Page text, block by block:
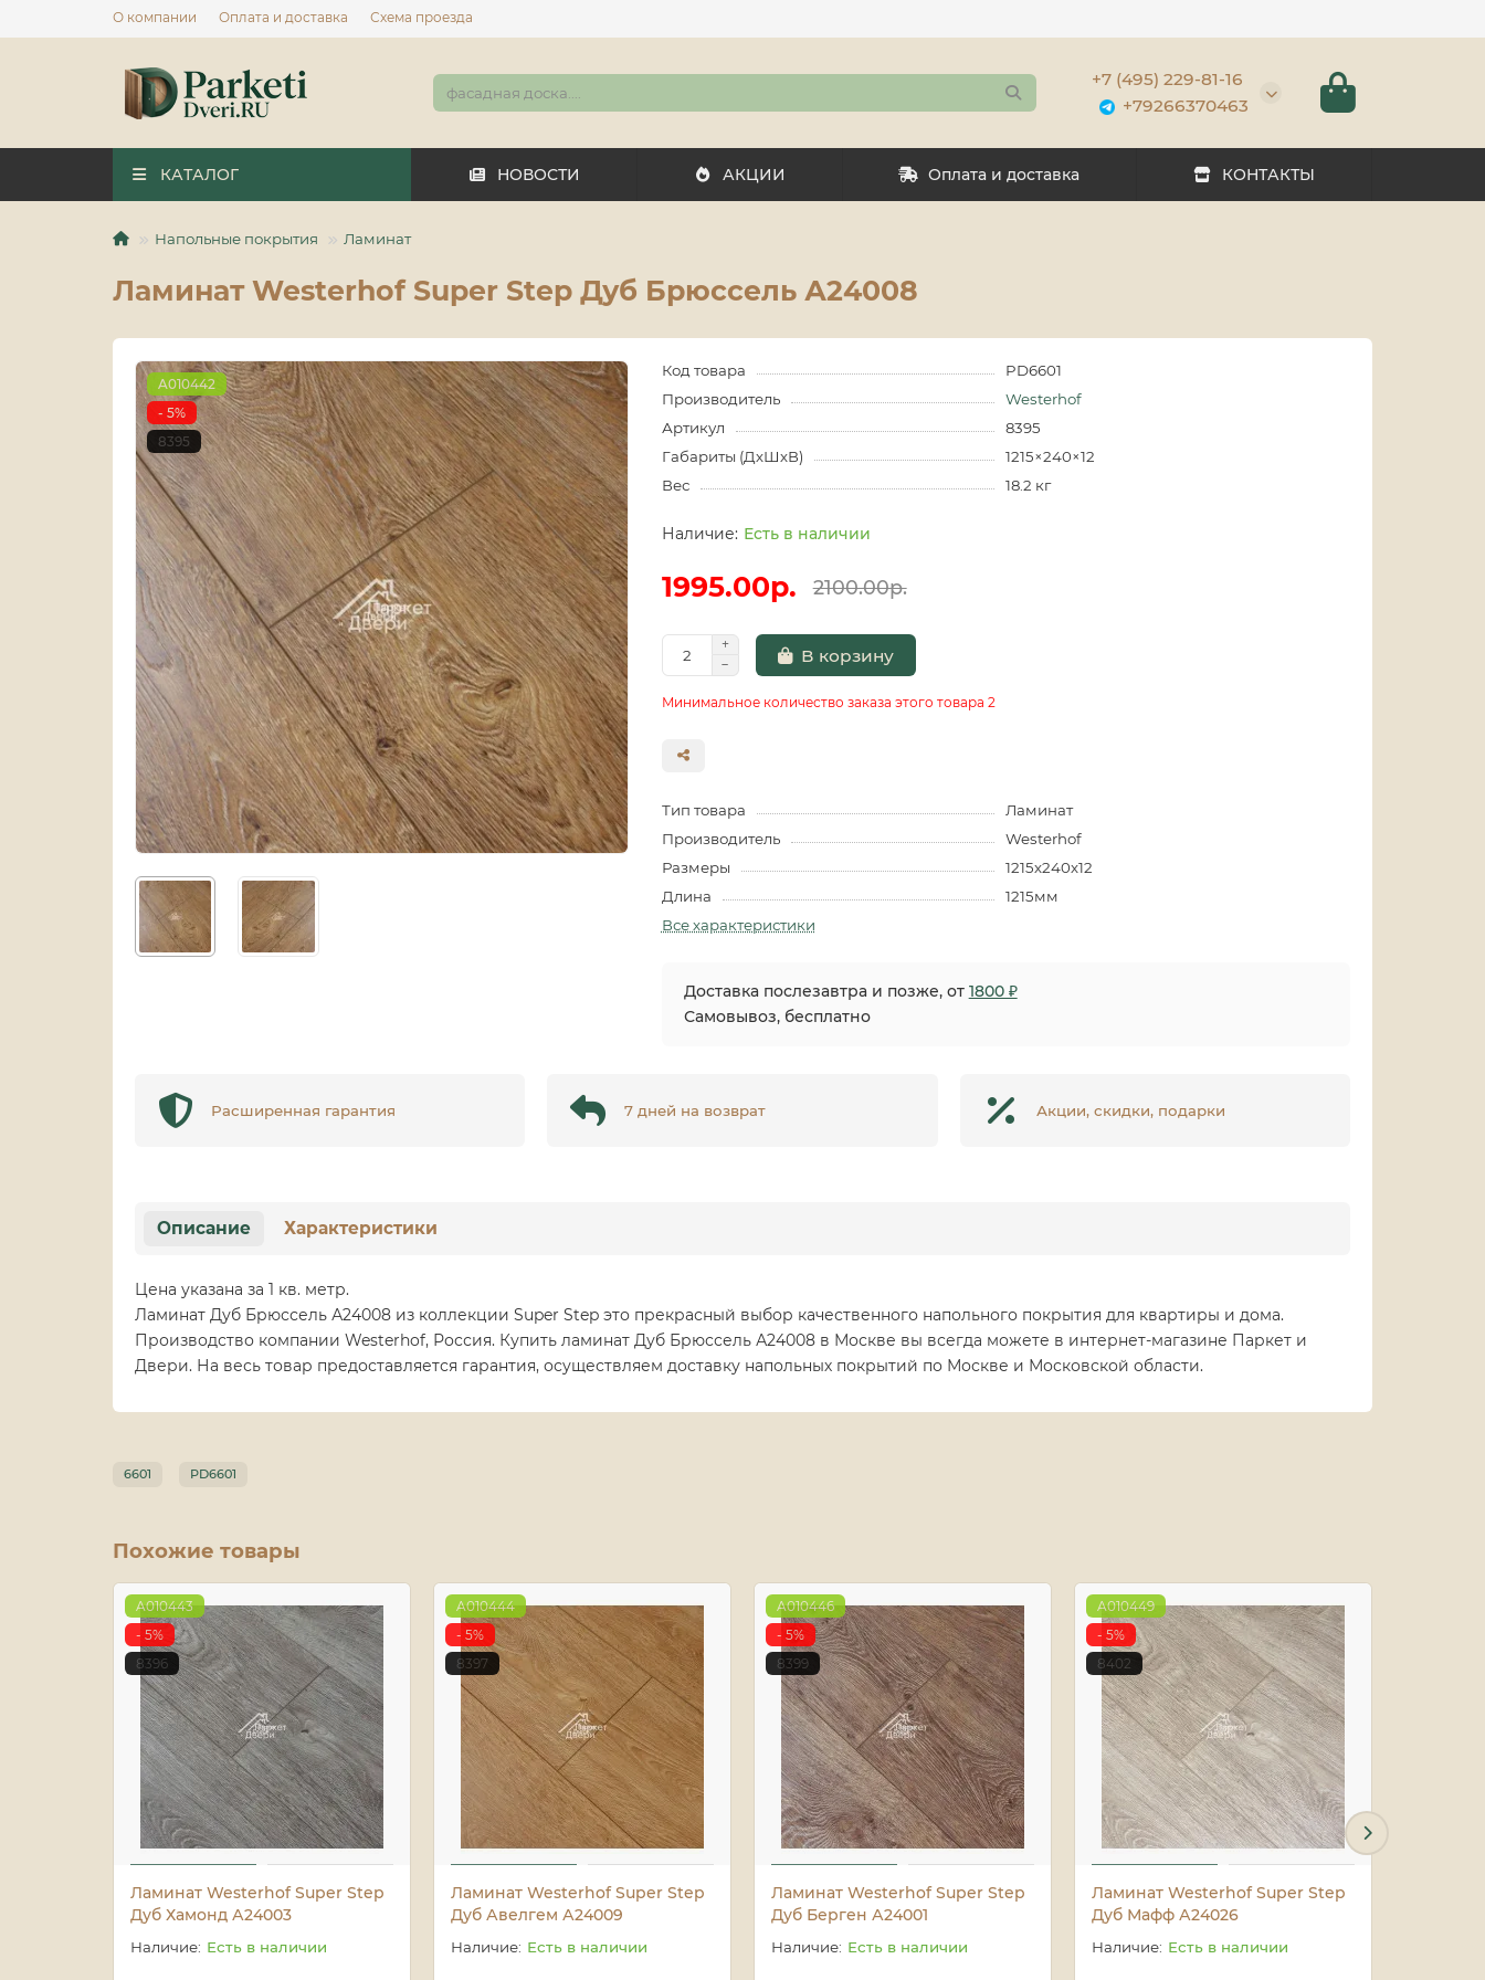
О компании Оплата и доставка Схема проезда
+7 (495) 229-81-16
+79266370463
КАТАЛОГ НОВОСТИ АКЦИИ Оплата и доставка КОНТАКТЫ
Напольные покрытия Ламинат
Ламинат Westerhof Super Step Дуб Брюссель А24008
A010442
- 5%
8395
Код товара
PD6601
Производитель
Westerhof
Артикул
8395
Габариты (ДхШхВ)
1215×240×12
Вес
18.2 кг
Есть в наличии
1995.00р. 2100.00р.
В корзину
Минимальное количество заказа этого товара 2
Тип товара
Ламинат
Производитель
Westerhof
Размеры
1215х240х12
Длина
1215мм
Все характеристики
Доставка послезавтра и позже, от 1800 ₽
Самовывоз, бесплатно
Расширенная гарантия 7 дней на возврат Акции, скидки, подарки
Описание Характеристики
Цена указана за 1 кв. метр.
Ламинат Дуб Брюссель А24008 из коллекции Super Step это прекрасный выбор качественного напольного покрытия для квартиры и дома.
Производство компании Westerhof, Россия. Купить ламинат Дуб Брюссель А24008 в Москве вы всегда можете в интернет-магазине Паркет и
Двери. На весь товар предоставляется гарантия, осуществляем доставку напольных покрытий по Москве и Московской области.
6601 PD6601
Похожие товары
A010443
- 5%
8396
Ламинат Westerhof Super Step
Дуб Хамонд А24003
Есть в наличии
A010444
- 5%
8397
Ламинат Westerhof Super Step
Дуб Авелгем А24009
Есть в наличии
A010446
- 5%
8399
Ламинат Westerhof Super Step
Дуб Берген А24001
Есть в наличии
A010449
- 5%
8402
Ламинат Westerhof Super Step
Дуб Мафф А24026
Есть в наличии